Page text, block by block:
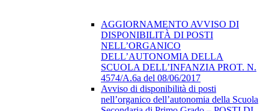
AGGIORNAMENTO AVVISO DI
DISPONIBILITÀ DI POSTI
NELL’ORGANICO
DELL’AUTONOMIA DELLA
SCUOLA DELL’INFANZIA PROT. N.
4574/A.6a del 08/06/2017
Avviso di disponibilità di posti
nell’organico dell’autonomia della Scuola